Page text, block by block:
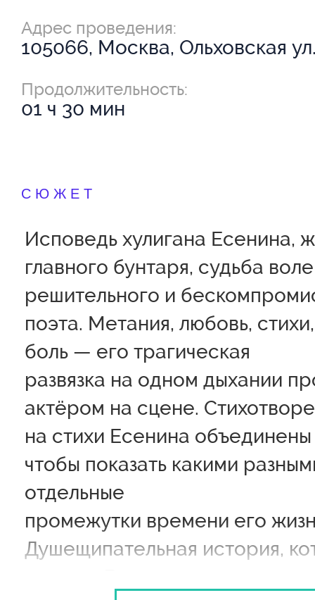
Адрес проведения:
105066, Москва, Ольховская
Продолжительность:
01 ч 30 мин
СЮЖЕТ
Исповедь хулигана Есенина,
главного бунтаря, судьба
решительного и
поэта. Метания, любовь,
боль — его трагическая
развязка на одном дыхании
актёром на сцене.
на стихи Есенина объединены
чтобы показать какими
отдельные
промежутки времени его
Душещипательная история,